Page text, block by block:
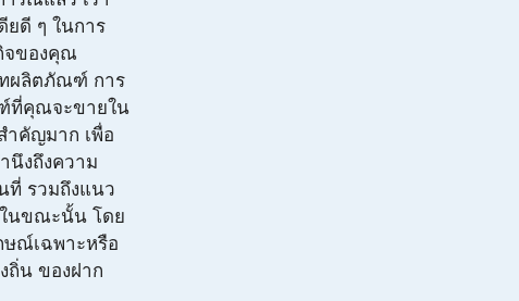
ยดี ๆ ในการ
จของคุณ
ทผลิตภัณฑ์ การ
ที่คุณจะขายใน
ำคัญมาก เพื่อ
นึงถึงความ
ที่ รวมถึงแนว
นขณะนั้น โดย
ษณ์เฉพาะหรือ
ถิ่น ของฝาก